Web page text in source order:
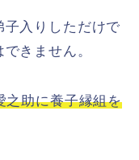
子入りしただけで
きません。
之助に養子縁組を